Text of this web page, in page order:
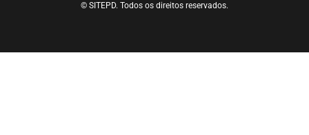
© SITEPD. Todos os direitos reservados.